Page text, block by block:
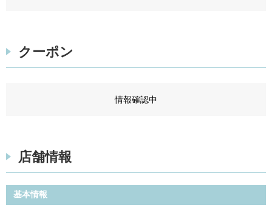
クーポン
情報確認中
店舗情報
基本情報